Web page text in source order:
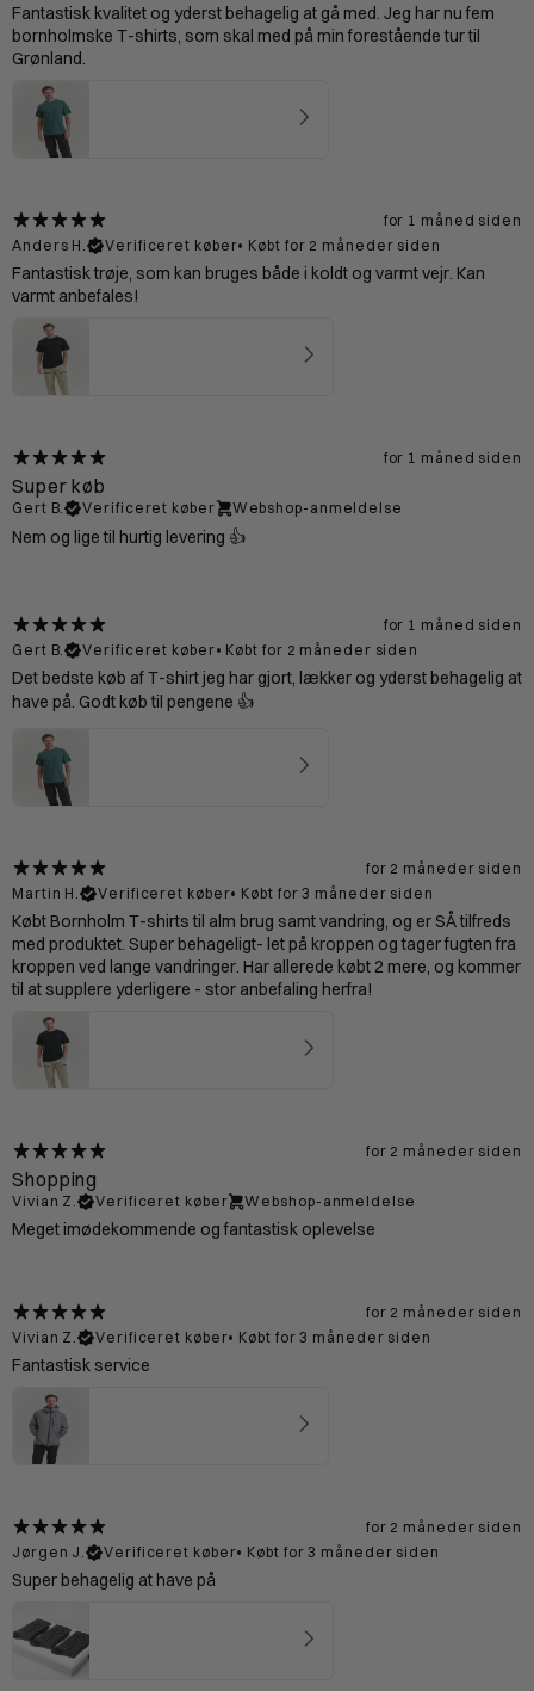
Fantastisk kvalitet og yderst behagelig at gå med. Jeg har nu fem
bornholmske T-shirts, som skal med på min forestående tur til
Grønland.
for 1 måned siden
Anders H.
Verificeret køber• Købt for 2 måneder siden
Fantastisk trøje, som kan bruges både i koldt og varmt vejr. Kan
varmt anbefales!
for 1 måned siden
Super køb
Gert B. Verificeret køber Webshop-anmeldelse
Nem og lige til hurtig levering 👍
for 1 måned siden
Gert B.
Verificeret køber• Købt for 2 måneder siden
Det bedste køb af T-shirt jeg har gjort, lækker og yderst behagelig at
have på. Godt køb til pengene 👍
for 2 måneder siden
Martin H.
Verificeret køber• Købt for 3 måneder siden
Købt Bornholm T-shirts til alm brug samt vandring, og er SÅ tilfreds
med produktet. Super behageligt- let på kroppen og tager fugten fra
kroppen ved lange vandringer. Har allerede købt 2 mere, og kommer
til at supplere yderligere - stor anbefaling herfra!
for 2 måneder siden
Shopping
Vivian Z. Verificeret køber Webshop-anmeldelse
Meget imødekommende og fantastisk oplevelse
for 2 måneder siden
Vivian Z.
Verificeret køber• Købt for 3 måneder siden
Fantastisk service
for 2 måneder siden
Jørgen J.
Verificeret køber• Købt for 3 måneder siden
Super behagelig at have på